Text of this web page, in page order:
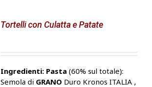
Tortelli con Culatta e Patate
Ingredienti: Pasta(60% sul totale):
Semola di GRANO Duro Kronos ITALIA ,